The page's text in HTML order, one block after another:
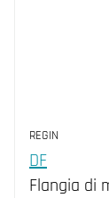
REGIN
DF
Flangia di